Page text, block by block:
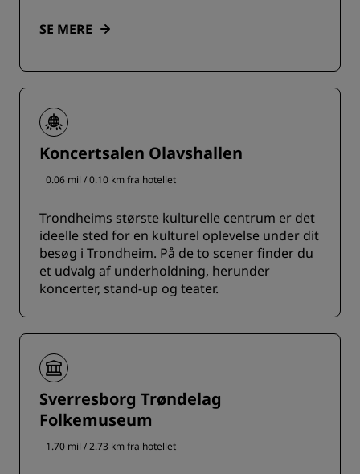
SE MERE
Koncertsalen Olavshallen
0.06 mil / 0.10 km fra hotellet
Trondheims største kulturelle centrum er det
ideelle sted for en kulturel oplevelse under dit
besøg i Trondheim. På de to scener finder du
et udvalg af underholdning, herunder
koncerter, stand-up og teater.
Sverresborg Trøndelag
Folkemuseum
1.70 mil / 2.73 km fra hotellet